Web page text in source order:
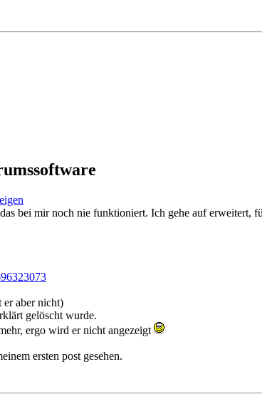
bei mir noch nie funktioniert. Ich gehe auf
er aber nicht)
gelöscht wurde.
ergo wird er nicht angezeigt
ersten post gesehen.